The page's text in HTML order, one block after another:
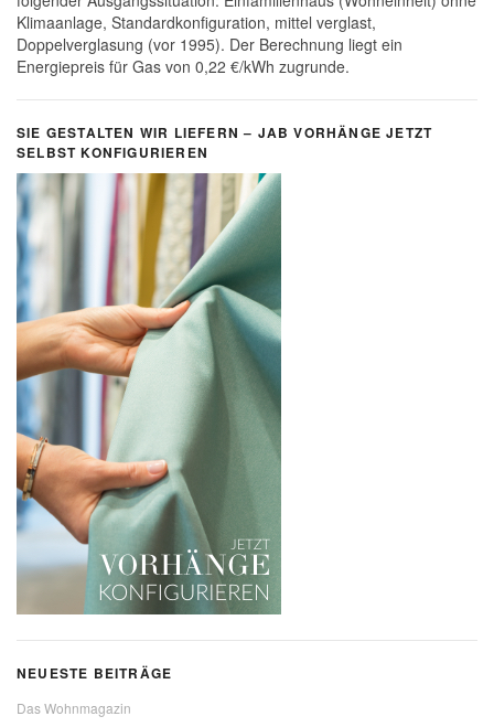
Klimaanlage, Standardkonfiguration, mittel verglast,
Doppelverglasung (vor 1995). Der Berechnung liegt ein
Energiepreis für Gas von 0,22 €/kWh zugrunde.
SIE GESTALTEN WIR LIEFERN – JAB VORHÄNGE JETZT
SELBST KONFIGURIEREN
NEUESTE BEITRÄGE
Das Wohnmagazin